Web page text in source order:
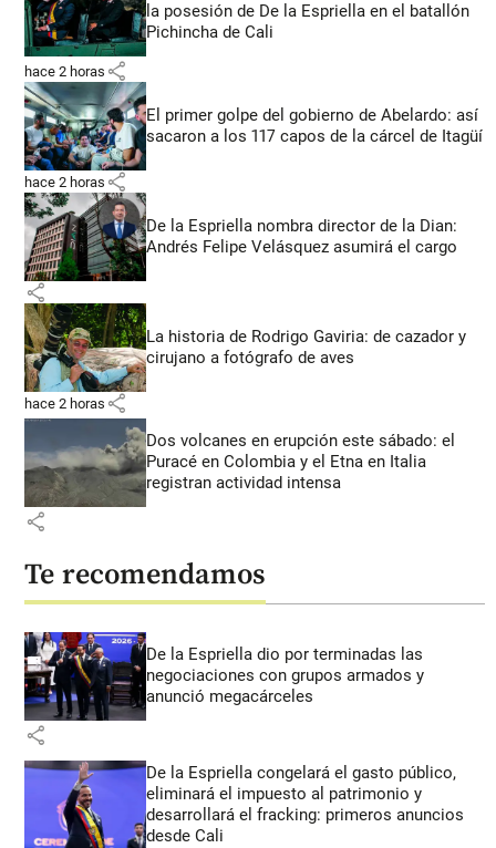
la posesión de De la Espriella en el batallón
Pichincha de Cali
hace 2 horas share
El primer golpe del gobierno de Abelardo: así
sacaron a los 117 capos de la cárcel de Itagüí
hace 2 horas share
De la Espriella nombra director de la Dian:
Andrés Felipe Velásquez asumirá el cargo
share
La historia de Rodrigo Gaviria: de cazador y
cirujano a fotógrafo de aves
hace 2 horas share
Dos volcanes en erupción este sábado: el
Puracé en Colombia y el Etna en Italia
registran actividad intensa
share
Te recomendamos
De la Espriella dio por terminadas las
negociaciones con grupos armados y
anunció megacárceles
share
De la Espriella congelará el gasto público,
eliminará el impuesto al patrimonio y
desarrollará el fracking: primeros anuncios
desde Cali